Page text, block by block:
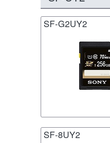
SF-G2UY2
SF-8UY2